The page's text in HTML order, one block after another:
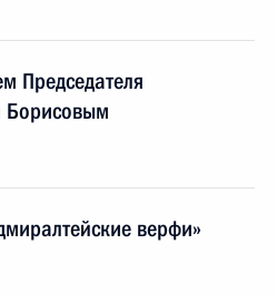
Председателя
Борисовым
верфи»